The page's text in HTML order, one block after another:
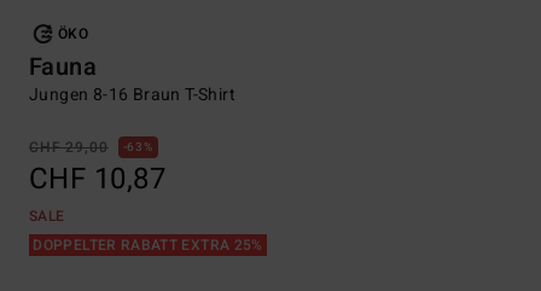
ÖKO
Fauna
Jungen 8-16 Braun T-Shirt
CHF 29,00 63%
CHF 10,87
SALE
DOPPELTER RABATT EXTRA 25%